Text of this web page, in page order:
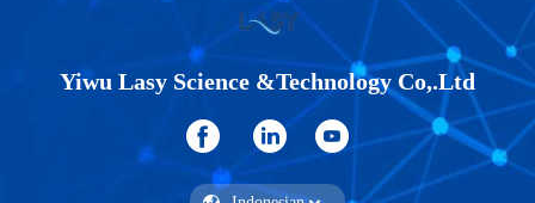
Yiwu Lasy Science &Technology Co,.Ltd